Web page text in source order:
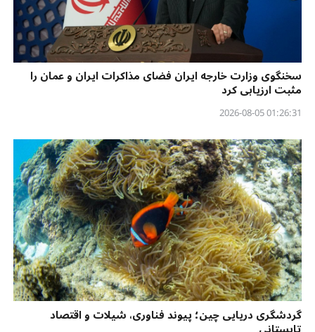
سخنگوی وزارت خارجه ایران فضای مذاکرات ایران و عمان را
مثبت ارزیابی کرد
01:26:31 2026-08-05
گردشگری دریایی چین؛ پیوند فناوری، شیلات و اقتصاد